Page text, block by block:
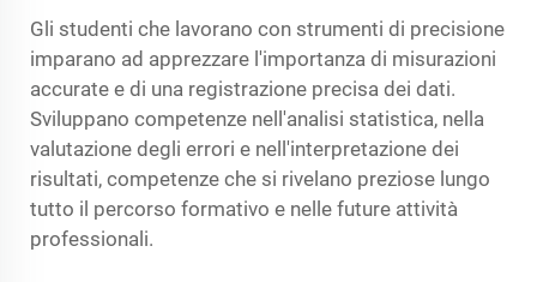
Gli studenti che lavorano con strumenti di precisione
imparano ad apprezzare l'importanza di misurazioni
accurate e di una registrazione precisa dei dati.
Sviluppano competenze nell'analisi statistica, nella
valutazione degli errori e nell'interpretazione dei
risultati, competenze che si rivelano preziose lungo
tutto il percorso formativo e nelle future attività
professionali.